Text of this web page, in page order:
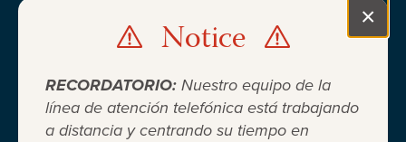
Notice
RECORDATORIO: Nuestro equipo de la
línea de atención telefónica está trabajando
a distancia y centrando su tiempo en
×